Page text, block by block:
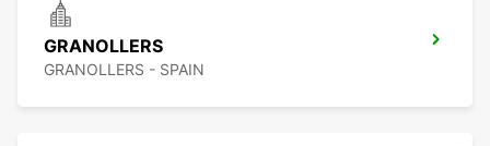
GRANOLLERS
GRANOLLERS - SPAIN